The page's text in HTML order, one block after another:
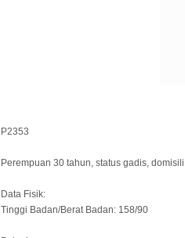
P2353
Perempuan 30 tahun, status gadis,
Data Fisik:
Tinggi Badan/Berat Badan: 158/90